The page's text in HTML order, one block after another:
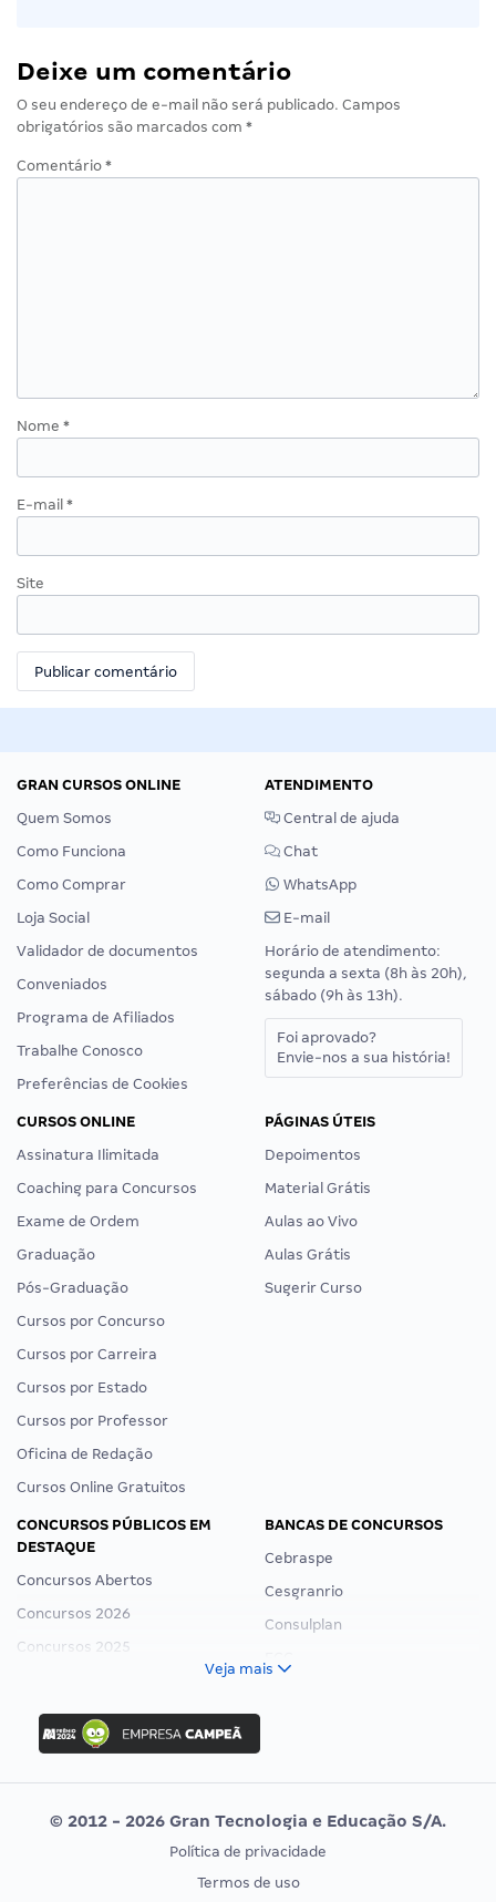
Deixe um comentário
O seu endereço de e-mail não será publicado. Campos
obrigatórios são marcados com *
Comentário *
Nome *
E-mail *
Site
GRAN CURSOS ONLINE
Quem Somos
Como Funciona
Como Comprar
Loja Social
Validador de documentos
Conveniados
Programa de Afiliados
Trabalhe Conosco
Preferências de Cookies
ATENDIMENTO
Central de ajuda
Chat
WhatsApp
E-mail
Horário de atendimento:
segunda a sexta (8h às 20h),
sábado (9h às 13h).
Foi aprovado?
Envie-nos a sua história!
CURSOS ONLINE
Assinatura Ilimitada
Coaching para Concursos
Exame de Ordem
Graduação
Pós-Graduação
Cursos por Concurso
Cursos por Carreira
Cursos por Estado
Cursos por Professor
Oficina de Redação
Cursos Online Gratuitos
PÁGINAS ÚTEIS
Depoimentos
Material Grátis
Aulas ao Vivo
Aulas Grátis
Sugerir Curso
CONCURSOS PÚBLICOS EM
DESTAQUE
Concursos Abertos
Concursos 2026
Concursos 2025
Concurso Ibama
Concurso MPU
Editais publicados
BANCAS DE CONCURSOS
Cebraspe
Cesgranrio
Consulplan
Vunesp
CONCURSOS POR PROFISSÃO
EXAME DE ORDEM
Veja mais
© 2012 - 2026 Gran Tecnologia e Educação S/A.
Política de privacidade
Termos de uso